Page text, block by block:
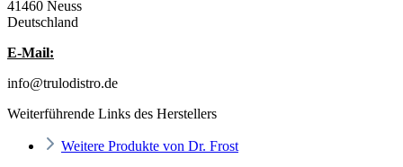
41460 Neuss
Deutschland
E-Mail:
info@trulodistro.de
Weiterführende Links des Herstellers
Weitere Produkte von Dr. Frost